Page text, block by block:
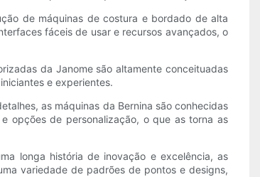
de máquinas de costura e bordado de alta
fáceis de usar e recursos avançados, o
da Janome são altamente conceituadas
e experientes.
as máquinas da Bernina são conhecidas
opções de personalização, o que as torna as
longa história de inovação e excelência, as
variedade de padrões de pontos e designs,